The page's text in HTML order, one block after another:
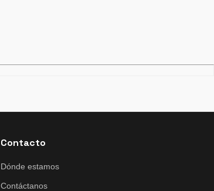
Contacto
Dónde estamos
Contáctanos